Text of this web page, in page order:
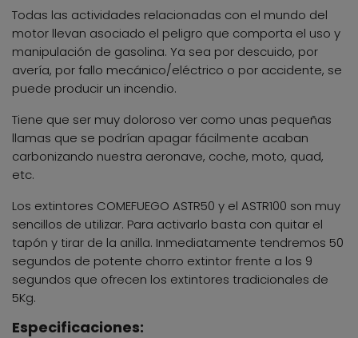
Todas las actividades relacionadas con el mundo del
motor llevan asociado el peligro que comporta el uso y
manipulación de gasolina. Ya sea por descuido, por
avería, por fallo mecánico/eléctrico o por accidente, se
puede producir un incendio.
Tiene que ser muy doloroso ver como unas pequeñas
llamas que se podrían apagar fácilmente acaban
carbonizando nuestra aeronave, coche, moto, quad,
etc.
Los extintores COMEFUEGO ASTR50 y el ASTR100 son muy
sencillos de utilizar. Para activarlo basta con quitar el
tapón y tirar de la anilla. Inmediatamente tendremos 50
segundos de potente chorro extintor frente a los 9
segundos que ofrecen los extintores tradicionales de
5Kg.
Especificaciones: